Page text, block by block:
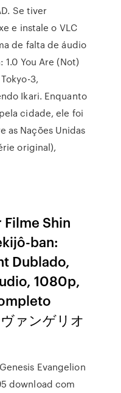
Se tiver
e instale o VLC
de falta de áudio
You Are (Not)
3,
Ikari. Enquanto
cidade, ele foi
as Nações Unidas
original),
Filme Shin
ban:
Dublado,
1080p,
ァンゲリオ
Evangelion
download com